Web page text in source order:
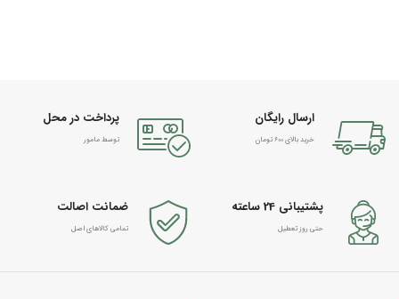
ارسال رایگان
خرید بالای 600 تومان
پرداخت در محل
توسط مامور
پشتیبانی 24 ساعته
حتی روز تعطیل
ضمانت اصالت
تمامی کالاهای اصل